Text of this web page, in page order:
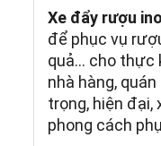
Xe đẩy rượu
để phục vụ
quả… cho thực
nhà hàng,
trọng, hiện đại,
phong cách